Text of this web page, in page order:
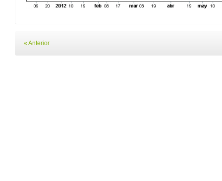
« Anterior